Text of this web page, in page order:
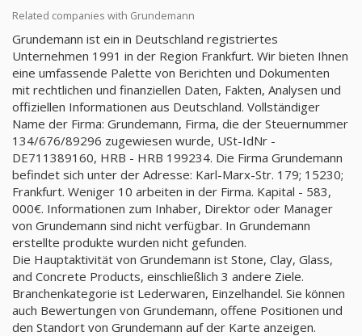
Related companies with Grundemann
Grundemann ist ein in Deutschland registriertes
Unternehmen 1991 in der Region Frankfurt. Wir bieten Ihnen
eine umfassende Palette von Berichten und Dokumenten
mit rechtlichen und finanziellen Daten, Fakten, Analysen und
offiziellen Informationen aus Deutschland. Vollständiger
Name der Firma: Grundemann, Firma, die der Steuernummer
134/676/89296 zugewiesen wurde, USt-IdNr -
DE711389160, HRB - HRB 199234. Die Firma Grundemann
befindet sich unter der Adresse: Karl-Marx-Str. 179; 15230;
Frankfurt. Weniger 10 arbeiten in der Firma. Kapital - 583,
000€. Informationen zum Inhaber, Direktor oder Manager
von Grundemann sind nicht verfügbar. In Grundemann
erstellte produkte wurden nicht gefunden.
Die Hauptaktivität von Grundemann ist Stone, Clay, Glass,
and Concrete Products, einschließlich 3 andere Ziele.
Branchenkategorie ist Lederwaren, Einzelhandel. Sie können
auch Bewertungen von Grundemann, offene Positionen und
den Standort von Grundemann auf der Karte anzeigen.